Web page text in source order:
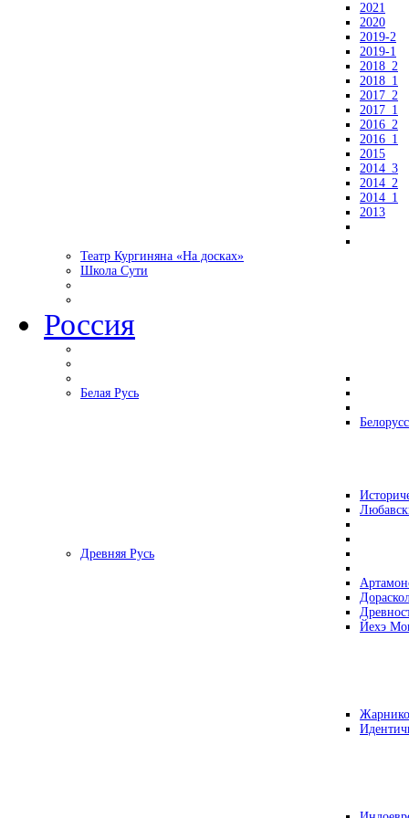
2021
2020
2019-2
2019-1
2018_2
2018_1
2017_2
2017_1
2016_2
2016_1
2015
2014_3
2014_2
2014_1
2013
Театр Кургиняна «На досках»
Школа Сути
Россия
Белая Русь
Древняя Русь
Йехэ